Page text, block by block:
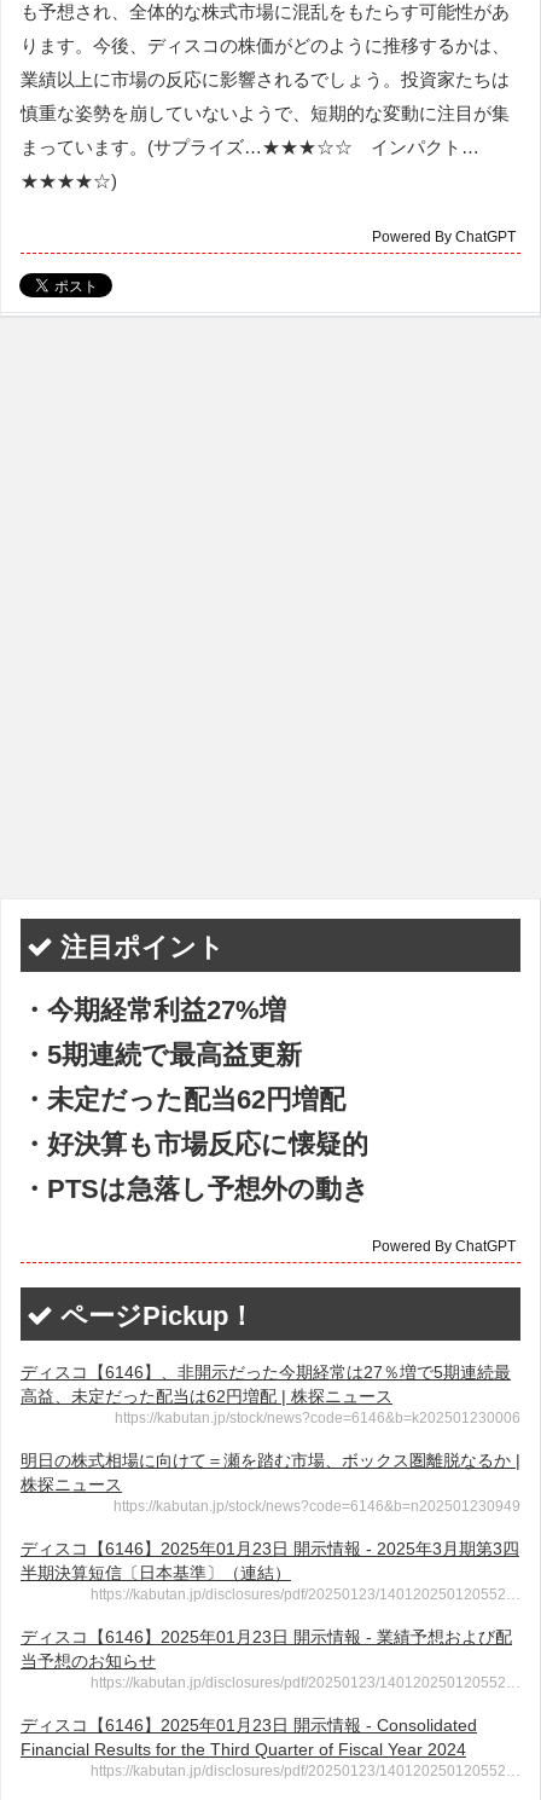
も予想され、全体的な株式市場に混乱をもたらす可能性があ
ります。今後、ディスコの株価がどのように推移するかは、
業績以上に市場の反応に影響されるでしょう。投資家たちは
慎重な姿勢を崩していないようで、短期的な変動に注目が集
まっています。(サプライズ…★★★☆☆ インパクト…
★★★★☆)
Powered By ChatGPT
注目ポイント
・今期経常利益27%増
・5期連続で最高益更新
・未定だった配当62円増配
・好決算も市場反応に懐疑的
・PTSは急落し予想外の動き
Powered By ChatGPT
ページPickup！
ディスコ【6146】、非開示だった今期経常は27％増で5期連続最
高益、未定だった配当は62円増配 | 株探ニュース
https://kabutan.jp/stock/news?code=6146&b=k202501230006
明日の株式相場に向けて＝瀬を踏む市場、ボックス圏離脱なるか |
株探ニュース
https://kabutan.jp/stock/news?code=6146&b=n202501230949
ディスコ【6146】2025年01月23日 開示情報 - 2025年3月期第3四
半期決算短信〔日本基準〕（連結）
https://kabutan.jp/disclosures/pdf/20250123/140120250120552…
ディスコ【6146】2025年01月23日 開示情報 - 業績予想および配
当予想のお知らせ
https://kabutan.jp/disclosures/pdf/20250123/140120250120552…
ディスコ【6146】2025年01月23日 開示情報 - Consolidated
Financial Results for the Third Quarter of Fiscal Year 2024
https://kabutan.jp/disclosures/pdf/20250123/140120250120552…